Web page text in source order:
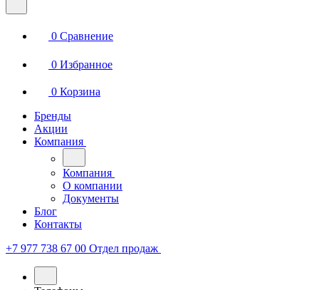
0 Сравнение
0 Избранное
0 Корзина
Бренды
Акции
Компания
Компания
О компании
Документы
Блог
Контакты
+7 977 738 67 00 Отдел продаж